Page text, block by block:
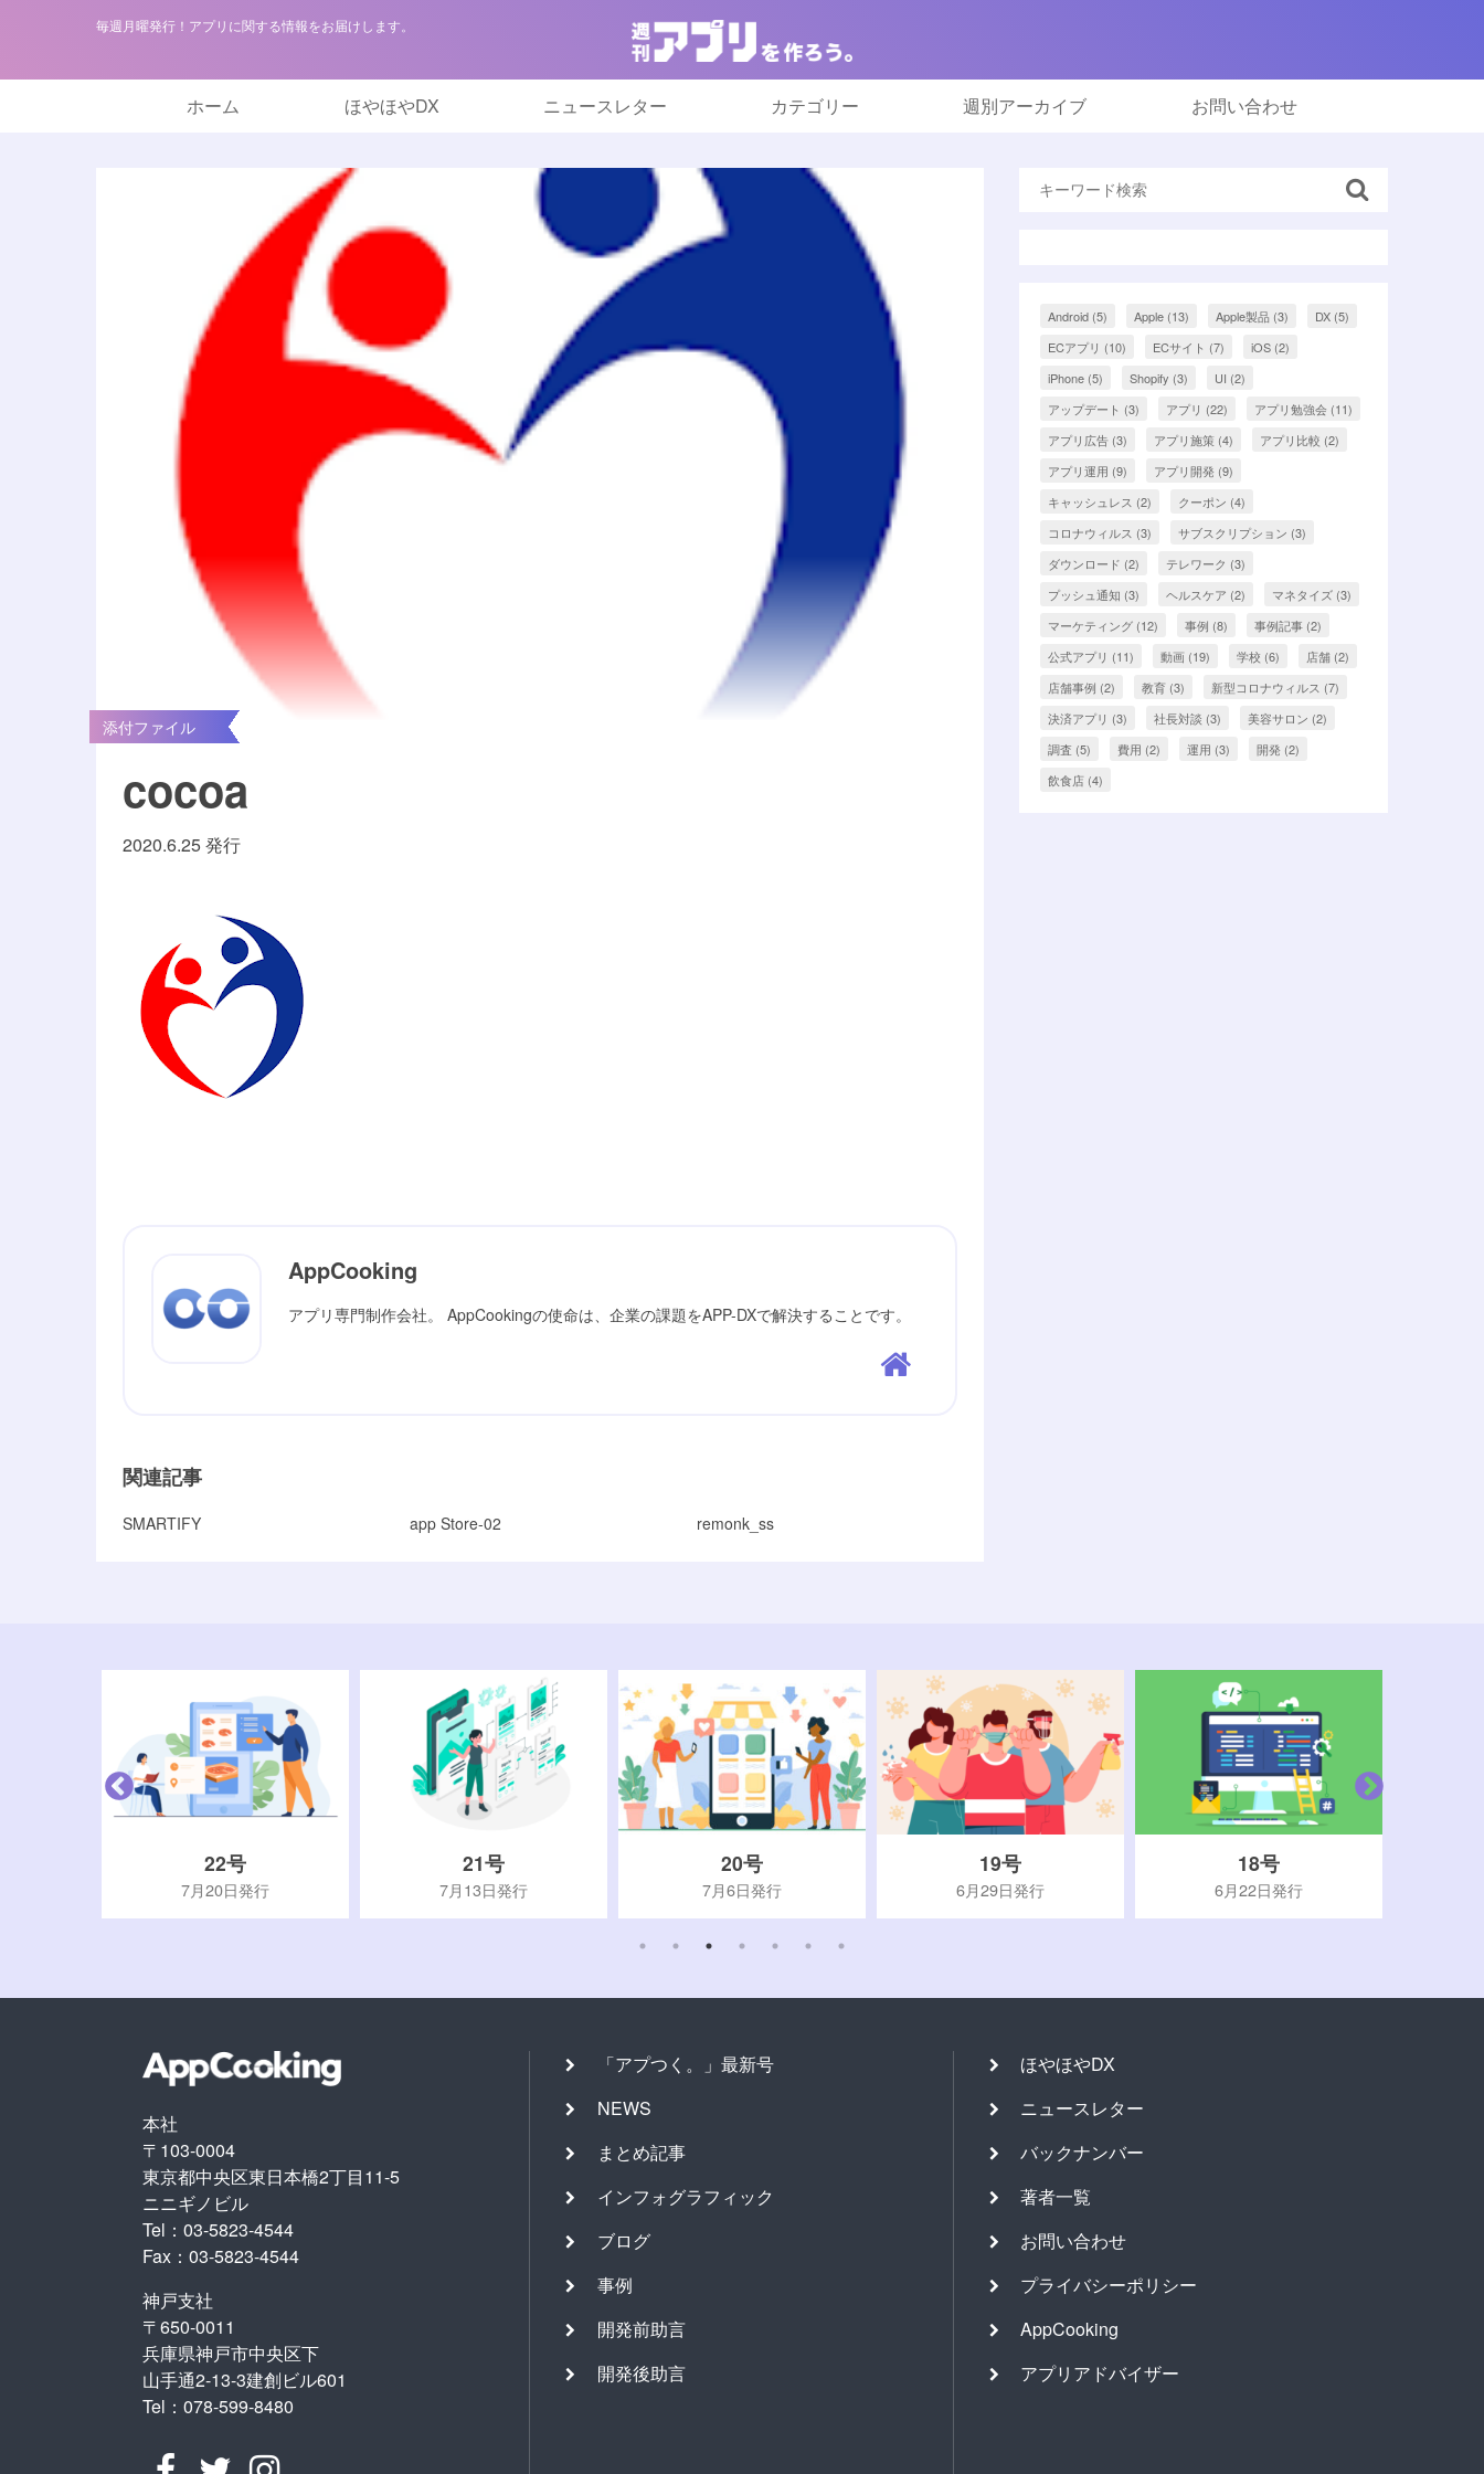
毎週月曜発行！アプリに関する情報をお届けします。
ホーム ほやほやDX ニュースレター カテゴリー 週別アーカイブ お問い合わせ
添付ファイル
cocoa
2020.6.25 発行
AppCooking
アプリ専門制作会社。 AppCookingの使命は、企業の課題をAPP-DXで解決することです。
関連記事
SMARTIFY app Store-02 remonk_ss
Android(5) Apple(13) Apple製品(3) DX(5)
ECアプリ (10) ECサイト (7) iOS(2)
iPhone(5) Shopify (3) UI (2)
アップデート (3) アプリ (22) アプリ勉強会(11)
アプリ広告(3) アプリ施策(4) アプリ比較 (2)
アプリ運用 (9) アプリ開発(9)
キャッシュレス (2) クーポン (4)
コロナウィルス (3) サブスクリプション (3)
ダウンロード (2) テレワーク (3)
プッシュ通知 (3) ヘルスケア (2) マネタイズ(3)
マーケティング(12) 事例 (8) 事例記事(2)
公式アプリ (11) 動画(19) 学校(6) 店舗(2)
店舗事例 (2) 教育(3) 新型コロナウィルス (7)
決済アプリ (3) 社長対談 (3) 美容サロン (2)
調査 (5) 費用 (2) 運用 (3) 開発(2)
飲食店(4)
22号
7月20日発行
21号
7月13日発行
20号
7月6日発行
19号
6月29日発行
18号
6月22日発行
本社
〒103-0004
東京都中央区東日本橋2丁目11-5
ニニギノビル
Tel：03-5823-4544
Fax：03-5823-4544
神戸支社
〒650-0011
兵庫県神戸市中央区下
山手通2-13-3建創ビル601
Tel：078-599-8480
「アプつく。」最新号
NEWS
まとめ記事
インフォグラフィック
ブログ
事例
開発前助言
開発後助言
ほやほやDX
ニュースレター
バックナンバー
著者一覧
お問い合わせ
プライバシーポリシー
AppCooking
アプリアドバイザー